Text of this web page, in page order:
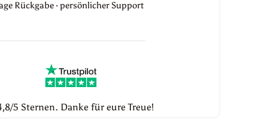
Rückgabe · persönlicher Support
5 Sternen. Danke für eure Treue!